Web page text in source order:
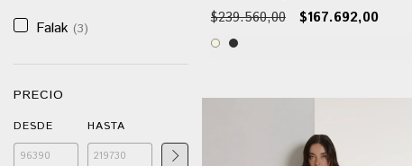
Falak (3)
PRECIO
DESDE HASTA
$239.560,00 $167.692,00